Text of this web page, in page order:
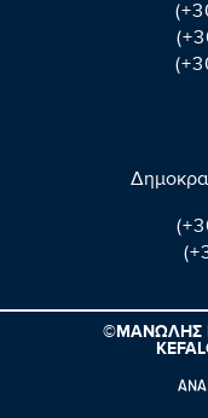
©ΜΑΝΩΛΗΣ